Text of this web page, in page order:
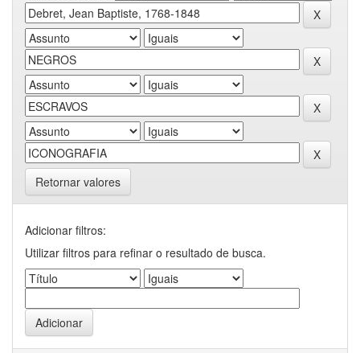
Retornar valores
Adicionar filtros:
Utilizar filtros para refinar o resultado de busca.